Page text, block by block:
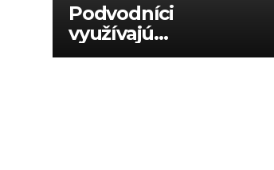
Podvodníci
využívajú
generované hlasy